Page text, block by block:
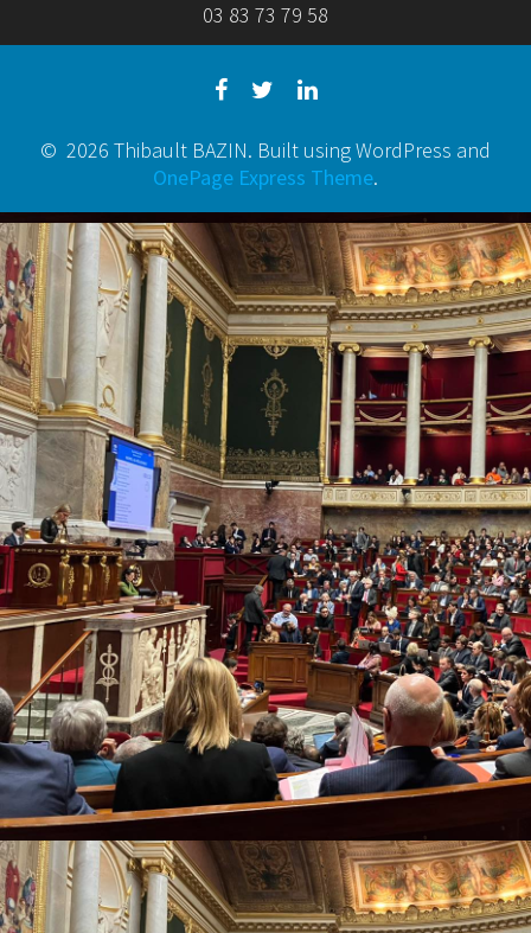
03 83 73 79 58
© 2026 Thibault BAZIN. Built using WordPress and
OnePage Express Theme.